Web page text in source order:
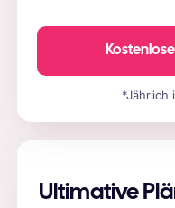
*Jährlich
Ultimative